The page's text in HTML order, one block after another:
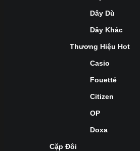
Dây Dù
Dây Khác
Thương Hiệu Hot
Casio
Fouetté
Citizen
OP
Doxa
Cặp Đôi